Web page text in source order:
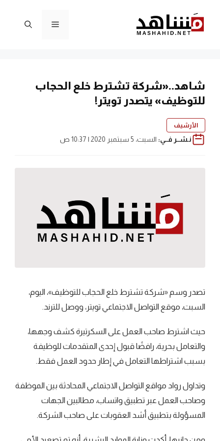
المحتوى
القائمة
شاهد..«شركة تشترط خلع الحجاب
للتوظيف» يتصدر تويتر!
الأرشيف
نـشــر فــي: السبت، 5 سبتمبر 2020 | 10:37 ص
تصدر وسم «شركة تشترط خلع الحجاب للتوظيف»، اليوم،
السبت، موقع التواصل الاجتماعي تويتر، ووصل للترند.
حيث اشترط صاحب العمل على السكرتيرة كشف وجهها،
والتعامل بحرية، رافضًا قبول إحدى المتقدمات للوظيفة
بسبب اشتراطها التعامل في إطار حدود العمل فقط.
وتداول رواد مواقع التواصل الاجتماعي المحادثة بين الموظفة
وصاحب العمل عبر تطبيق واتساب، مطالبين الجهات
المسؤولة بتطبيق أشد العقوبات على صاحب الشركة.